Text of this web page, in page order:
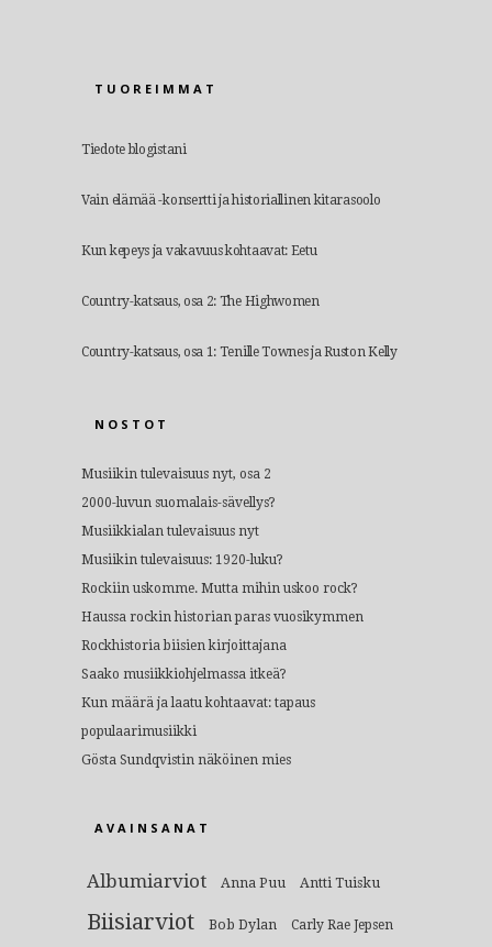
TUOREIMMAT
Tiedote blogistani
Vain elämää -konsertti ja historiallinen kitarasoolo
Kun kepeys ja vakavuus kohtaavat: Eetu
Country-katsaus, osa 2: The Highwomen
Country-katsaus, osa 1: Tenille Townes ja Ruston Kelly
NOSTOT
Musiikin tulevaisuus nyt, osa 2
2000-luvun suomalais-sävellys?
Musiikkialan tulevaisuus nyt
Musiikin tulevaisuus: 1920-luku?
Rockiin uskomme. Mutta mihin uskoo rock?
Haussa rockin historian paras vuosikymmen
Rockhistoria biisien kirjoittajana
Saako musiikkiohjelmassa itkeä?
Kun määrä ja laatu kohtaavat: tapaus
populaarimusiikki
Gösta Sundqvistin näköinen mies
AVAINSANAT
Albumiarviot Anna Puu Antti Tuisku
Biisiarviot Bob Dylan Carly Rae Jepsen